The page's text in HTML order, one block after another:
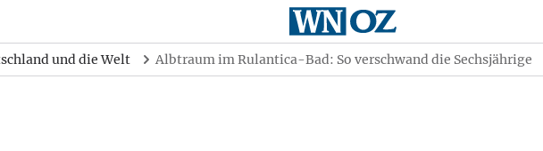
und die Welt Albtraum im Rulantica-Bad: So verschwand die Sechsjährige